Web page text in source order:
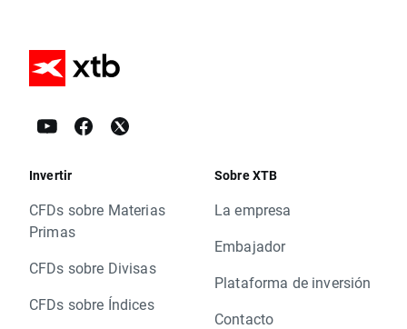
Invertir
CFDs sobre Materias
Primas
CFDs sobre Divisas
CFDs sobre Índices
Sobre XTB
La empresa
Embajador
Plataforma de inversión
Contacto